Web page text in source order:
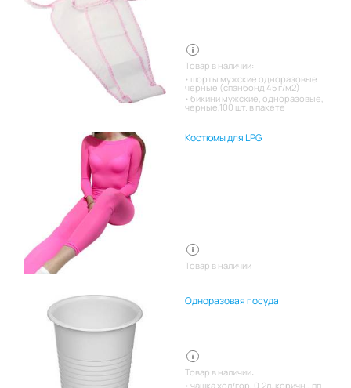
Товар в наличии:
шорты мужские одноразовые
черные (спанбонд 45 г/м2)
бикини мужские, одноразовые,
черные,100 шт. в пакете
Костюмы для LPG
Товар в наличии
Одноразовая посуда
Товар в наличии:
чашка хол/гор, 0.2л, коричн., пп